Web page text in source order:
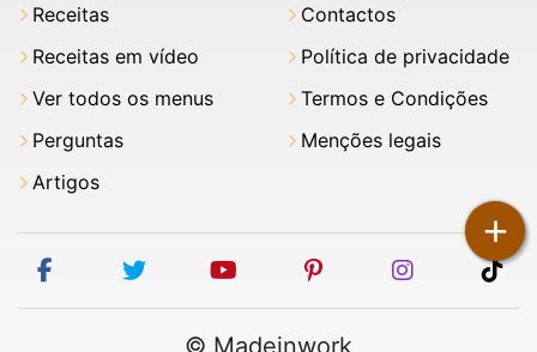
+
Receitas
Receitas em vídeo
Ver todos os menus
Perguntas
Artigos
Contactos
Política de privacidade
Termos e Condições
Menções legais
facebooktwitter youtubepinterestinstagram
© Madeinwork